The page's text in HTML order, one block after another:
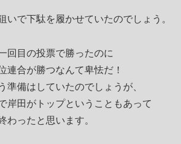
いで下駄を履かせていたのでしょう。
回目の投票で勝ったのに
連合が勝つなんて卑怯だ！
準備はしていたのでしょうが、
岸田がトップということもあって
わったと思います。